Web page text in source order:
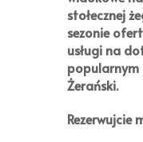
stołecznej
sezonie
usługi na
popularnym
Żerański.
Rezerwujcie